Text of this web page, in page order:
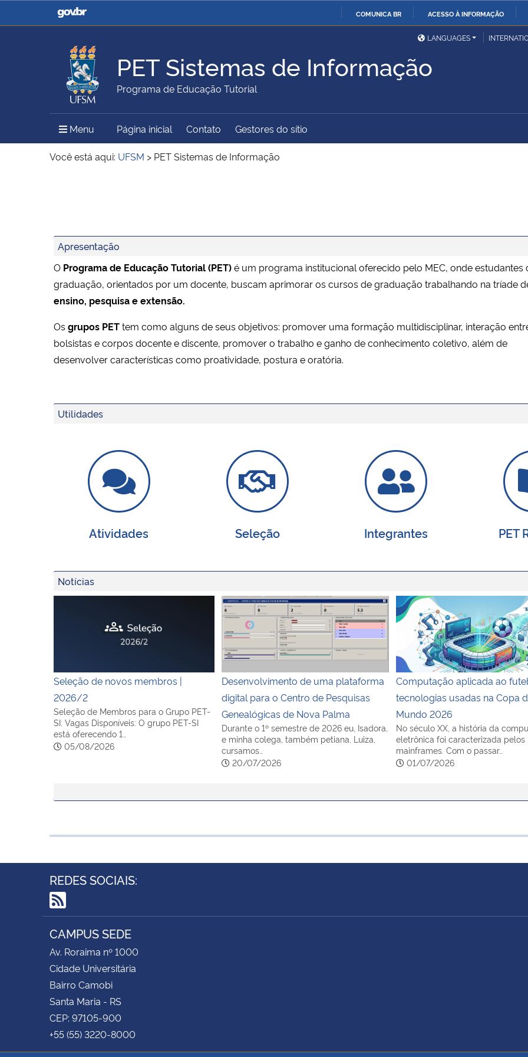
O
CONTEÚDO
COMUNICA BR ACESSO À INFORMAÇÃO
Casa Civil
Ministério da Justiça e
Ministério da Defesa
Ministério das Relações
Exteriores
Ministério da Agricultura,
Pecuária e Abastecimento
Ministério da Educação Ministério da Cidadania Ministério da Saúde
Ministério do Meio Ambiente Ministério do Turismo
Ministério do
LANGUAGES
PET Sistemas de Informação
Programa de Educação Tutorial
Menu Menu Principal do Sítio
Página inicial Contato Gestores do sítio
Você está aqui: UFSM > PET Sistemas de Informação
Apresentação
O Programa de Educação Tutorial (PET)é um programa institucional oferecido pelo MEC, onde estudantes
graduação, orientados por um docente, buscam aprimorar os cursos de graduação trabalhando na tríade
ensino, pesquisa e extensão.
Osgrupos PETtem como alguns de seus objetivos: promover uma formação multidisciplinar, interação
bolsistas e corpos docente e discente, promover o trabalho e ganho de conhecimento coletivo, além de
desenvolver características como proatividade, postura e oratória.
Utilidades
Atividades Seleção Integrantes PET
Notícias
Seleção de novos membros |
2026/2
Seleção de Membros para o Grupo PET-
SI: Vagas Disponíveis: O grupo PET-SI
está oferecendo 1…
05/08/2026
Desenvolvimento de uma plataforma digital para o Centro de
Desenvolvimento de uma plataforma
digital para o Centro de Pesquisas
Genealógicas de Nova Palma
Durante o 1º semestre de 2026 eu, Isadora,
e minha colega, também petiana, Luiza,
cursamos…
20/07/2026
Computação aplicada ao
Computação aplicada ao
tecnologias usadas na Copa
Mundo 2026
No século XX, a história da
eletrônica foi caracterizada pelos
mainframes. Com o passar…
01/07/2026
REDES SOCIAIS:
RSS
CAMPUS SEDE
Av. Roraima nº 1000
Cidade Universitária
Bairro Camobi
Santa Maria - RS
CEP: 97105-900
+55 (55) 3220-8000